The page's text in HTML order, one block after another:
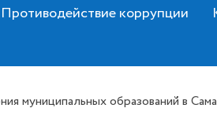
Противодействие коррупции
муниципальных образований в